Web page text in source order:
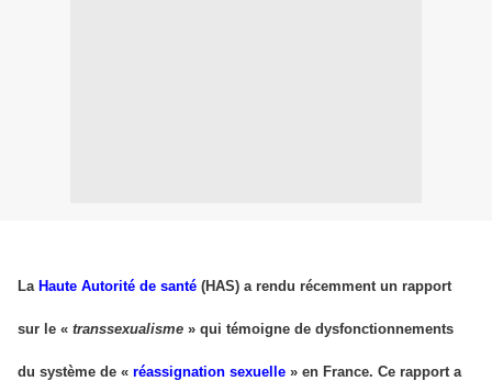
La Haute Autorité de santé (HAS) a rendu récemment un rapport
sur le « transsexualisme » qui témoigne de dysfonctionnements
du système de « réassignation sexuelle » en France. Ce rapport a